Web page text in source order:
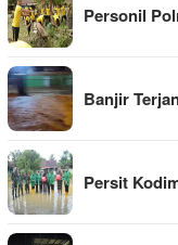
Personil
Banjir
Persit